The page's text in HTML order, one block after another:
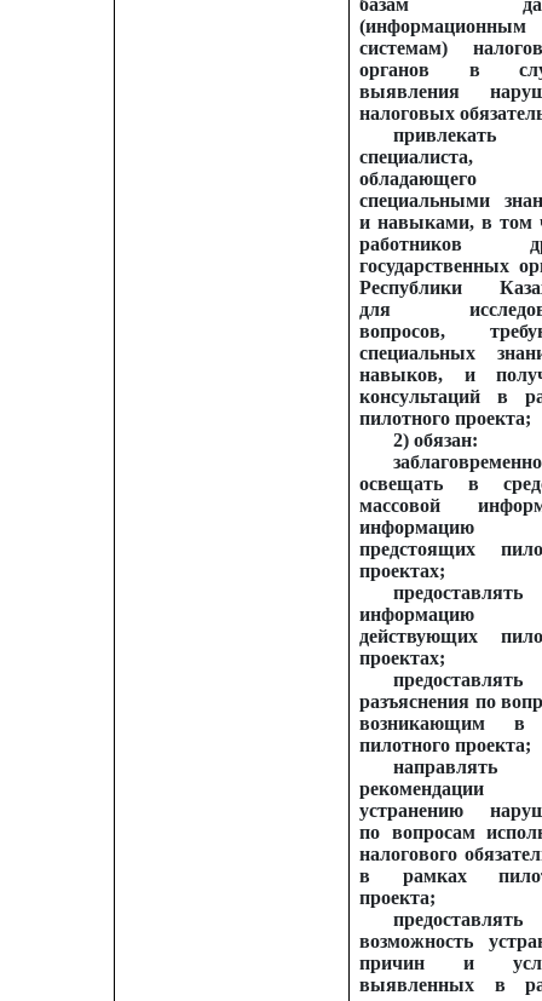
базам
(информационным
системам)
органов в
выявления
налоговых
привлекать
специалиста,
обладающего
специальными
и навыками, в том
работников
государственных
Республики
для
вопросов,
специальных
навыков, и
консультаций в
пилотного проекта;
2) обязан:
заблаговременно
освещать в
массовой
предстоящих
проектах;
предоставлять
действующих
проектах;
предоставлять
разъяснения по
возникающим в
пилотного проекта;
направлять
устранению
по вопросам
налогового
в рамках
проекта;
предоставлять
возможность
причин и
выявленных в